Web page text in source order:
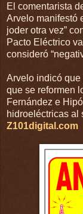
El comentarista
Arvelo manifestó
joder otra vez”
Pacto Eléctrico
consideró
Arvelo indicó
que se reformen
Fernández e
hidroeléctricas al
Z101digital.com